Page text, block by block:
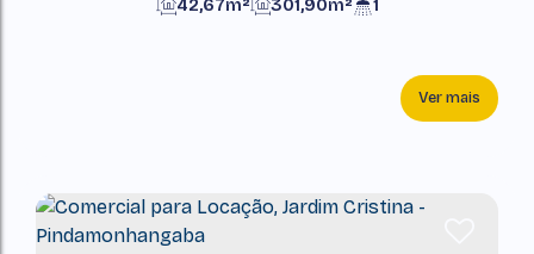
1
42,67m² 301,90m²
Ver mais